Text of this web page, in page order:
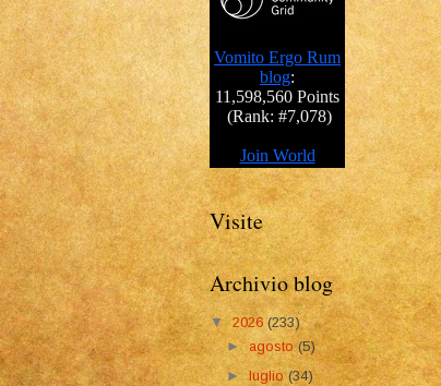
Visite
Archivio blog
▼ 2026(233)
►agosto(5)
►luglio(34)